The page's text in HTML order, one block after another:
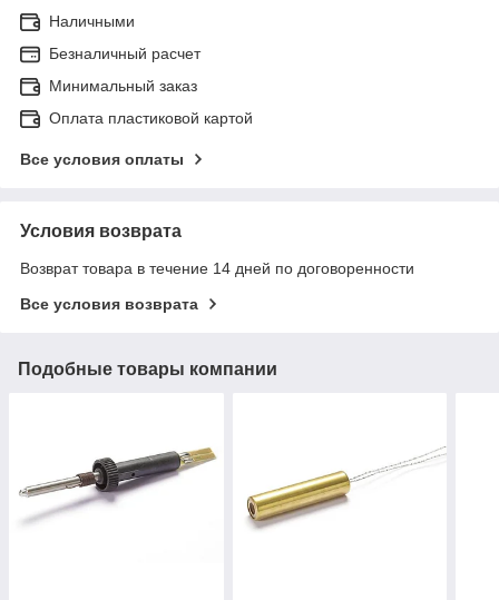
Наличными
Безналичный расчет
Минимальный заказ
Оплата пластиковой картой
Все условия оплаты
Условия возврата
Возврат товара в течение 14 дней по договоренности
Все условия возврата
Подобные товары компании